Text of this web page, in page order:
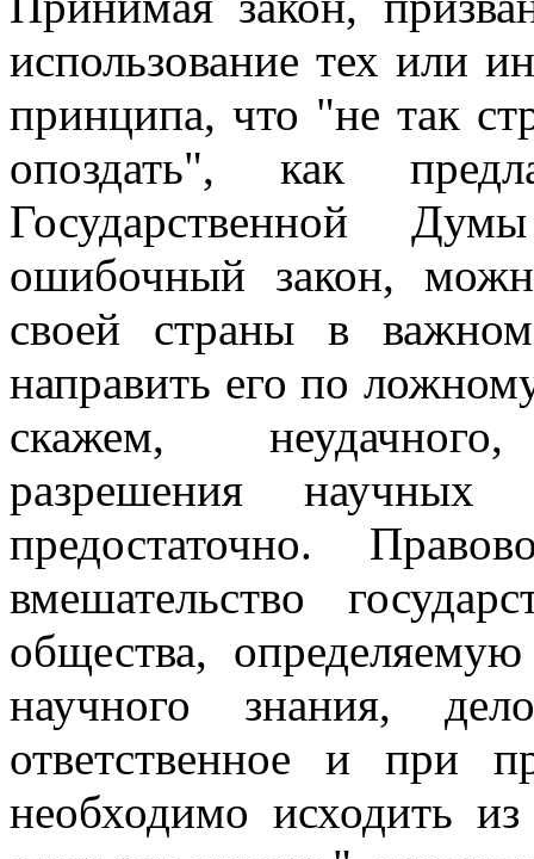
использование тех или
принципа, что "не так
опоздать", как
Государственной
ошибочный закон,
своей страны в
направить его по
скажем, неудачного,
разрешения
предостаточно.
вмешательство
общества,
научного знания,
ответственное и при
необходимо исходить